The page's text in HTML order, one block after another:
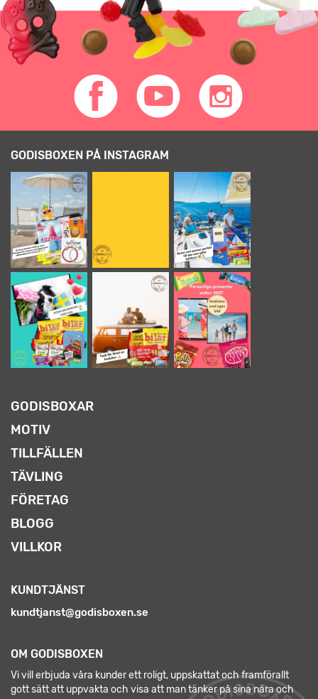
GODISBOXEN PÅ INSTAGRAM
GODISBOXAR
MOTIV
TILLFÄLLEN
TÄVLING
FÖRETAG
BLOGG
VILLKOR
KUNDTJÄNST
kundtjanst@godisboxen.se
OM GODISBOXEN
Vi vill erbjuda våra kunder ett roligt, uppskattat och framförallt
gott sätt att uppvakta och visa att man tänker på sina nära och